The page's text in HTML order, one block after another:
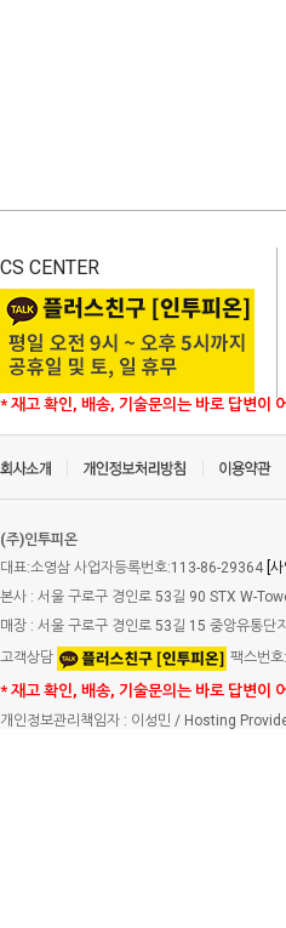
CS CENTER
* 재고 확인, 배송, 기술문의는 바로 답변이
(주)인투피온
대표:소영삼 사업자등록번호:113-86-29364 [
본사 : 서울 구로구 경인로 53길 90 STX W-
매장 : 서울 구로구 경인로 53길 15 중앙유통단
고객상담
팩스번
* 재고 확인, 배송, 기술문의는 바로 답변이
개인정보관리책임자 : 이성민 / Hosting